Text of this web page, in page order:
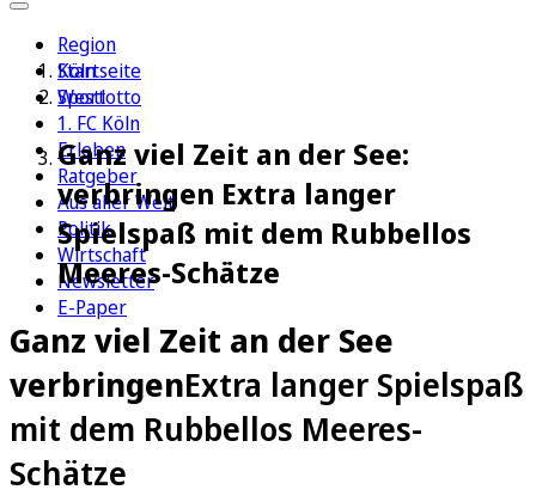
Region
Köln
Sport
1. FC Köln
Erleben
Ratgeber
Aus aller Welt
Politik
Wirtschaft
Newsletter
E-Paper
Startseite
Westlotto
Ganz viel Zeit an der See:
verbringen Extra langer
Spielspaß mit dem Rubbellos
Meeres-Schätze
Ganz viel Zeit an der See
verbringenExtra langer Spielspaß
mit dem Rubbellos Meeres-
Schätze